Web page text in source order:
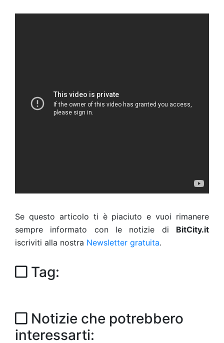
Se questo articolo ti è piaciuto e vuoi rimanere
sempre informato con le notizie di BitCity.it
iscriviti alla nostra Newsletter gratuita.
Tag:
Notizie che potrebbero
interessarti: